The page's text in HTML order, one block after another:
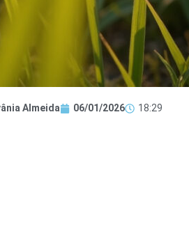
Almeida 06/01/2026 18:29